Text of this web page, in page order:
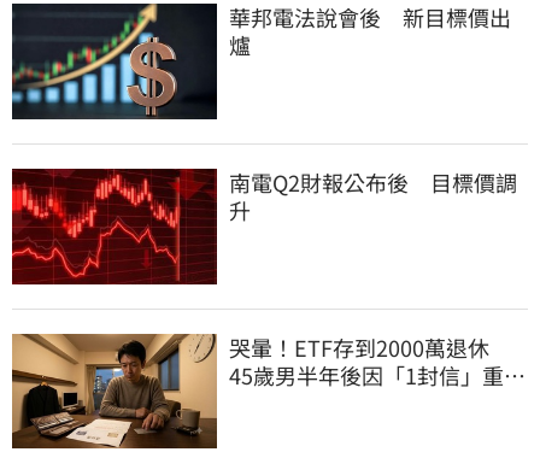
華邦電法說會後 新目標價出
爐
南電Q2財報公布後 目標價調
升
哭暈！ETF存到2000萬退休
45歲男半年後因「1封信」重回